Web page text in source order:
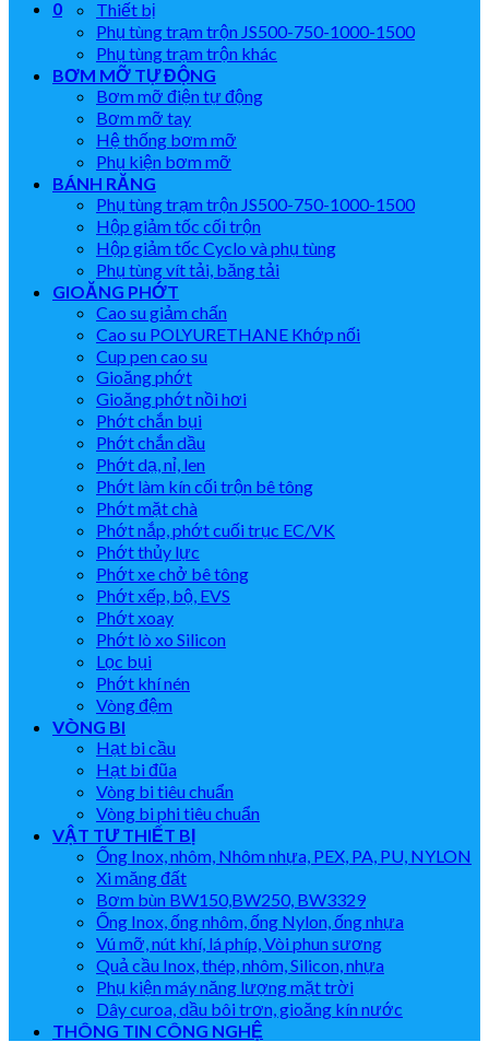
0
Thiết bị
Phụ tùng trạm trộn JS500-750-1000-1500
Phụ tùng trạm trộn khác
BƠM MỠ TỰ ĐỘNG
Bơm mỡ điện tự động
Bơm mỡ tay
Hệ thống bơm mỡ
Phụ kiện bơm mỡ
BÁNH RĂNG
Phụ tùng trạm trộn JS500-750-1000-1500
Hộp giảm tốc cối trộn
Hộp giảm tốc Cyclo và phụ tùng
Phụ tùng vít tải, băng tải
GIOĂNG PHỚT
Cao su giảm chấn
Cao su POLYURETHANE Khớp nối
Cup pen cao su
Gioăng phớt
Gioăng phớt nồi hơi
Phớt chắn bụi
Phớt chắn dầu
Phớt dạ, nỉ, len
Phớt làm kín cối trộn bê tông
Phớt mặt chà
Phớt nắp, phớt cuối trục EC/VK
Phớt thủy lực
Phớt xe chở bê tông
Phớt xếp, bộ, EVS
Phớt xoay
Phớt lò xo Silicon
Lọc bụi
Phớt khí nén
Vòng đệm
VÒNG BI
Hạt bi cầu
Hạt bi đũa
Vòng bi tiêu chuẩn
Vòng bi phi tiêu chuẩn
VẬT TƯ THIẾT BỊ
Ống Inox, nhôm, Nhôm nhựa, PEX, PA, PU, NYLON
Xi măng đất
Bơm bùn BW150,BW250, BW3329
Ống Inox, ống nhôm, ống Nylon, ống nhựa
Vú mỡ, nút khí, lá phíp, Vòi phun sương
Quả cầu Inox, thép, nhôm, Silicon, nhựa
Phụ kiện máy năng lượng mặt trời
Dây curoa, dầu bôi trơn, gioăng kín nước
THÔNG TIN CÔNG NGHỆ